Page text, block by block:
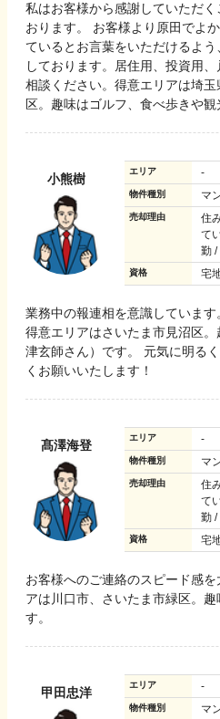
私はお客様から感謝していただ
おります。 お客様より原田でよ
ているとお言葉をいただけるよ
しております。居住用、投資用
相談ください。得意エリアは埼
区。趣味はゴルフ、食べ歩きや観
小熊樹
エリア -
物件種別 マ
売却理由
住
て
勤 /
資格 宅
業務中の報連相を意識しています
得意エリアはさいたま市見沼区
津玄師さん）です。 元気に明る
くお願いいたします！
髙澤海登
エリア -
物件種別 マ
売却理由
住
て
勤 /
資格 宅
お客様へのご連絡のスピード感
アは川口市、さいたま市緑区。
す。
甲田忠洋
エリア -
物件種別 マ